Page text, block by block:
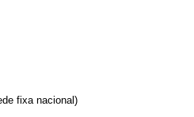
fixa nacional)